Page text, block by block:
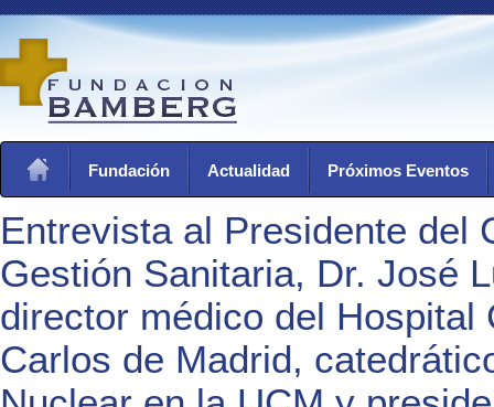
Fundación Actualidad Próximos Eventos
Entrevista al Presidente del
Gestión Sanitaria, Dr. José
director médico del Hospital
Carlos de Madrid,